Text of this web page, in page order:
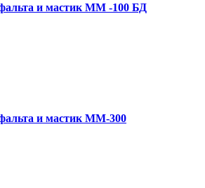
и мастик MM -100 БД
и мастик MM-300